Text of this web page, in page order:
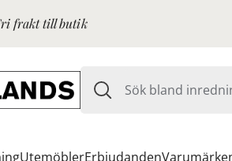
frakt till butik
UtemöblerErbjudanden